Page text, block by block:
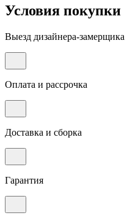
Условия покупки
Выезд дизайнера-замерщика
Оплата и рассрочка
Доставка и сборка
Гарантия